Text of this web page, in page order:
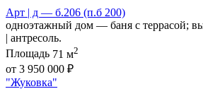
Арт | д — б.206 (п.б 200)
одноэтажный дом — баня с террасой;
| антресоль.
Площадь 71 м2
от 3 950 000 ₽
"Жуковка"